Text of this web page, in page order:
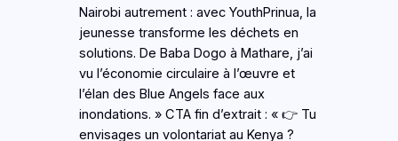
Nairobi autrement : avec YouthPrinua, la
jeunesse transforme les déchets en
solutions. De Baba Dogo à Mathare, j’ai
vu l’économie circulaire à l’œuvre et
l’élan des Blue Angels face aux
inondations. » CTA fin d’extrait : « 👉 Tu
envisages un volontariat au Kenya ?